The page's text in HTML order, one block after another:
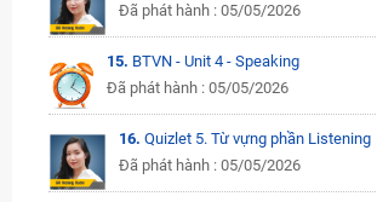
Đã phát hành : 05/05/2026
15. BTVN - Unit 4 - Speaking
Đã phát hành : 05/05/2026
16. Quizlet 5. Từ vựng phần Listening
Đã phát hành : 05/05/2026